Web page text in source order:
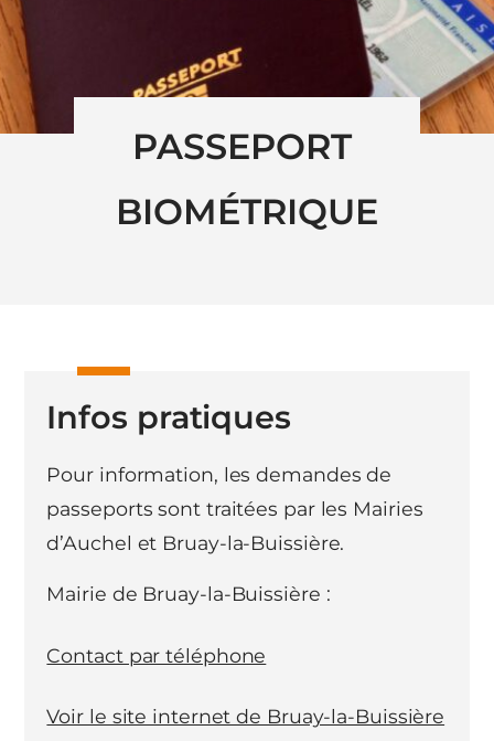
PASSEPORT
BIOMÉTRIQUE
Infos pratiques
Pour information, les demandes de
passeports sont traitées par les Mairies
d’Auchel et Bruay-la-Buissière.
Mairie de Bruay-la-Buissière :
Contact par téléphone
Voir le site internet de Bruay-la-Buissière